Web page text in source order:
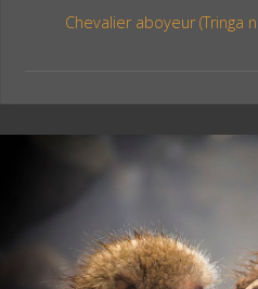
o
r
g
Chevalier aboyeur (Tringa